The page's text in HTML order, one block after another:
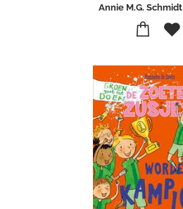
Annie M.G. Schmidt